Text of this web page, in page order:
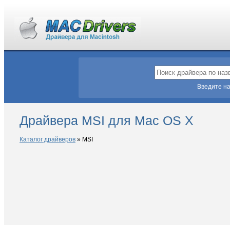
Введите
Драйвера MSI для Mac OS X
Каталог драйверов » MSI